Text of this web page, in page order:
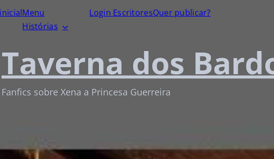
Menu
Histórias
Login EscritoresQuer publicar?
Taverna dos
Fanfics sobre Xena a Princesa Guerreira